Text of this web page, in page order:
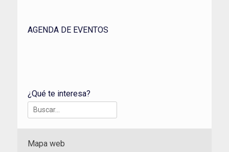
AGENDA DE EVENTOS
¿Qué te interesa?
Buscar:
Mapa web